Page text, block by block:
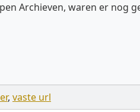
Archieven, waren er nog
, vaste url